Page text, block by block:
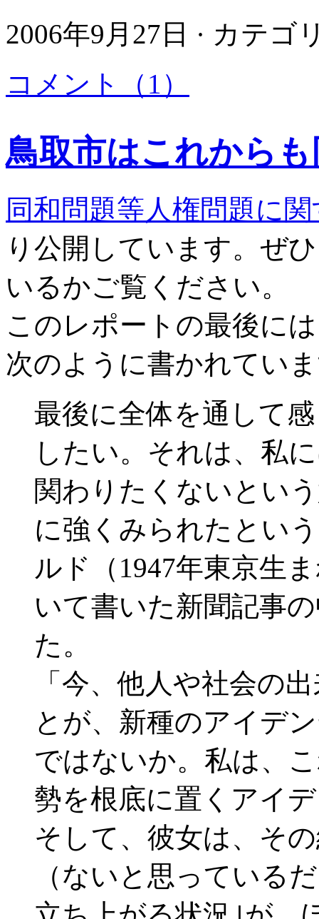
2006年9月27日 · カテゴ
コメント（1）
鳥取市はこれから
同和問題等人権問題に
り公開しています。ぜ
いるかご覧ください。
このレポートの最後に
次のように書かれてい
最後に全体を通して
したい。それは、私
関わりたくないとい
に強くみられたとい
ルド（1947年東京生
いて書いた新聞記事
た。
「今、他人や社会の
とが、新種のアイデ
ではないか。私は、
勢を根底に置くアイ
そして、彼女は、そ
（ないと思っている